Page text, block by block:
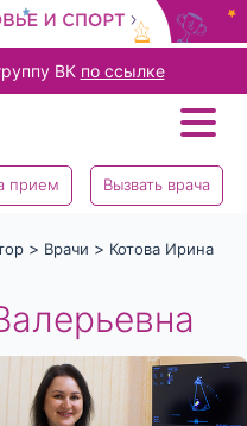
ВК по ссылке
прием Вызвать врача
> Врачи > Котова Ирина